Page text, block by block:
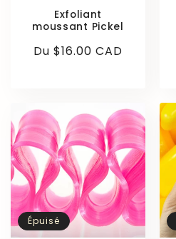
Exfoliant
moussant Pickel
Prix
Du $16.00 CAD
Épuisé